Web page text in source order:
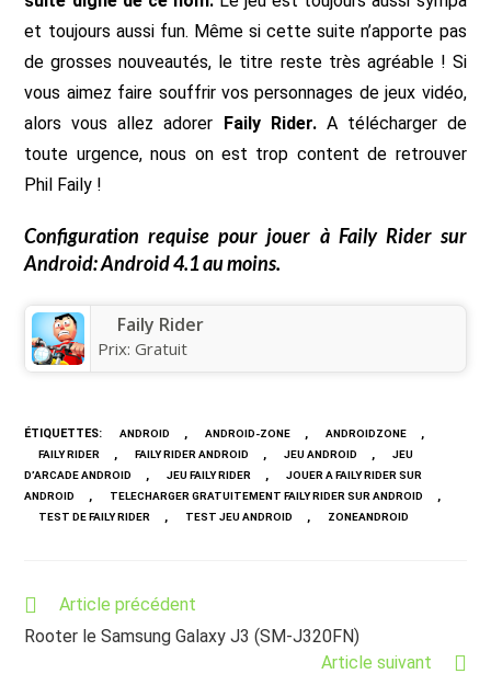
et toujours aussi fun. Même si cette suite n’apporte pas
de grosses nouveautés, le titre reste très agréable ! Si
vous aimez faire souffrir vos personnages de jeux vidéo,
alors vous allez adorer Faily Rider. A télécharger de
toute urgence, nous on est trop content de retrouver
Phil Faily !
Configuration requise pour jouer à Faily Ridersur
Android: Android 4.1 au moins.
Faily Rider
Prix:Gratuit
ÉTIQUETTES: ANDROID , ANDROID-ZONE , ANDROIDZONE ,
FAILY RIDER , FAILY RIDER ANDROID , JEU ANDROID ,
JEU
D’ARCADE ANDROID
, JEU FAILY RIDER ,
JOUER A FAILY RIDER SUR
ANDROID
, TELECHARGER GRATUITEMENT FAILY RIDER SUR ANDROID ,
TEST DE FAILY RIDER , TEST JEU ANDROID , ZONEANDROID
Read
articles
Article précédent
Rooter le Samsung Galaxy J3 (SM-J320FN)
Article suivant